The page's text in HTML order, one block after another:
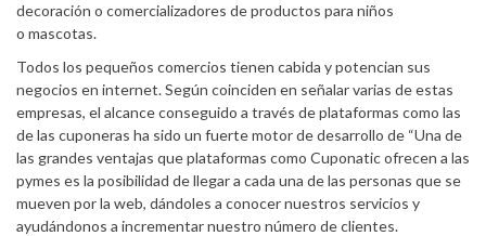
decoración o comercializadores de productos para niños
o mascotas.
Todos los pequeños comercios tienen cabida y potencian sus
negocios en internet. Según coinciden en señalar varias de estas
empresas, el alcance conseguido a través de plataformas como las
de las cuponeras ha sido un fuerte motor de desarrollo de “Una de
las grandes ventajas que plataformas como Cuponatic ofrecen a las
pymes es la posibilidad de llegar a cada una de las personas que se
mueven por la web, dándoles a conocer nuestros servicios y
ayudándonos a incrementar nuestro número de clientes.